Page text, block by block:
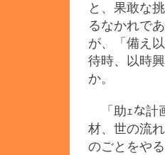
と、果敢な
るなかれで
が、「備え
待時、以時
か。
「助ｪな計
材、世の流
のごとをや